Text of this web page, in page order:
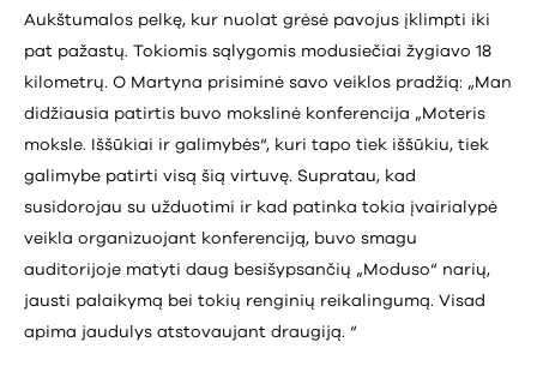
Aukštumalos pelkę, kur nuolat grėsė pavojus įklimpti iki
pat pažastų. Tokiomis sąlygomis modusiečiai žygiavo 18
kilometrų. O Martyna prisiminė savo veiklos pradžią: „Man
didžiausia patirtis buvo mokslinė konferencija „Moteris
moksle. Iššūkiai ir galimybės“, kuri tapo tiek iššūkiu, tiek
galimybe patirti visą šią virtuvę. Supratau, kad
susidorojau su užduotimi ir kad patinka tokia įvairialypė
veikla organizuojant konferenciją, buvo smagu
auditorijoje matyti daug besišypsančių „Moduso“ narių,
jausti palaikymą bei tokių renginių reikalingumą. Visad
apima jaudulys atstovaujant draugiją. “